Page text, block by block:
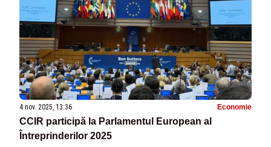
4 nov. 2025, 13:36 Economie
CCIR participă la Parlamentul European al
Întreprinderilor 2025